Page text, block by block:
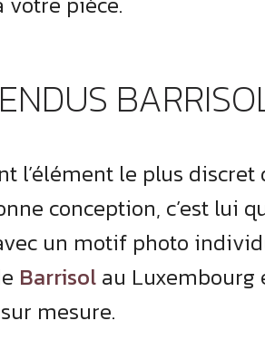
l’élément le plus
conception, c’est lui
un motif photo
Barrisol au Luxembourg
mesure.